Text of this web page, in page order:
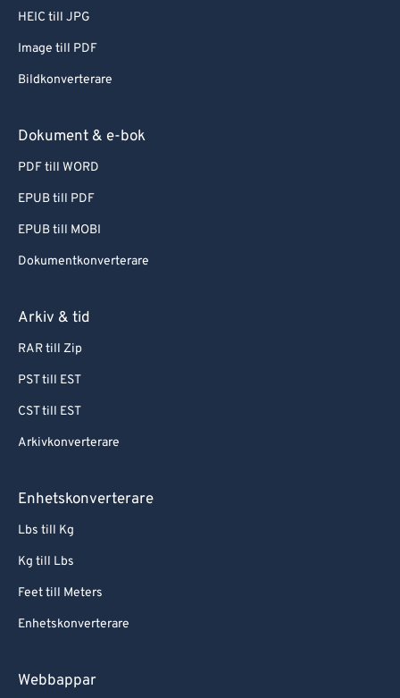
HEIC till JPG
Image till PDF
Bildkonverterare
Dokument & e-bok
PDF till WORD
EPUB till PDF
EPUB till MOBI
Dokumentkonverterare
Arkiv & tid
RAR till Zip
PST till EST
CST till EST
Arkivkonverterare
Enhetskonverterare
Lbs till Kg
Kg till Lbs
Feet till Meters
Enhetskonverterare
Webbappar